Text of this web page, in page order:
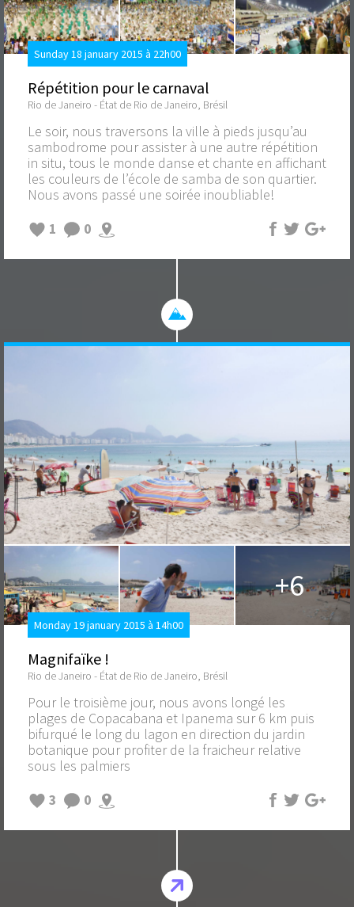
Sunday 18 january 2015 à 22h00
Répétition pour le carnaval
Rio de Janeiro - État de Rio de Janeiro, Brésil
Le soir, nous traversons la ville à pieds jusqu’au
sambodrome pour assister à une autre répétition
in situ, tous le monde danse et chante en affichant
les couleurs de l’école de samba de son quartier.
Nous avons passé une soirée inoubliable!
1
0
+6
Monday 19 january 2015 à 14h00
Magnifaïke !
Rio de Janeiro - État de Rio de Janeiro, Brésil
Pour le troisième jour, nous avons longé les
plages de Copacabana et Ipanema sur 6 km puis
bifurqué le long du lagon en direction du jardin
botanique pour profiter de la fraicheur relative
sous les palmiers
3
0